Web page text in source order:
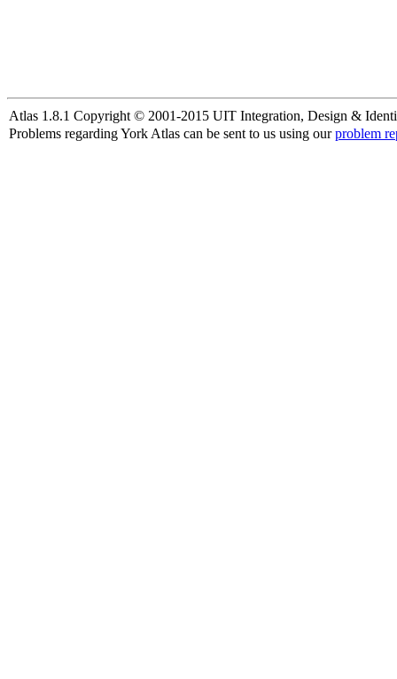
Atlas 1.8.1 Copyright © 2001-2015 UIT Integration, Design &
Problems regarding York Atlas can be sent to us using ourproblem